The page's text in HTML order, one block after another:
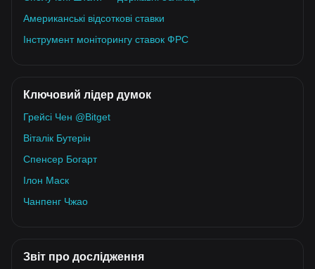
Американські відсоткові ставки
Інструмент моніторингу ставок ФРС
Ключовий лідер думок
Грейсі Чен @Bitget
Віталік Бутерін
Спенсер Богарт
Ілон Маск
Чанпенг Чжао
Звіт про дослідження